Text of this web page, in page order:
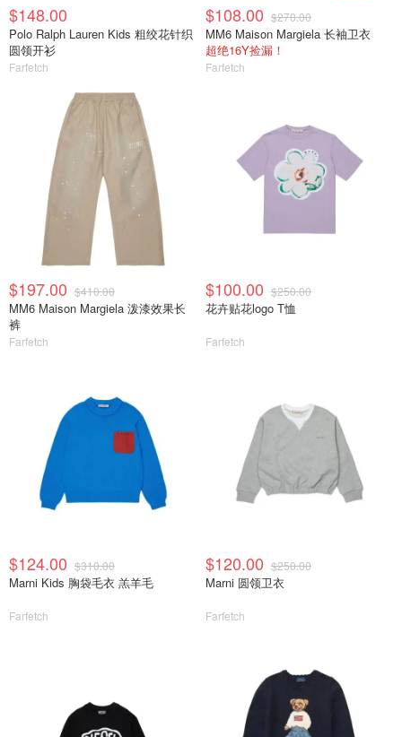
$148.00
Polo Ralph Lauren Kids 粗绞花针织
圆领开衫
Farfetch
$108.00 $270.00
MM6 Maison Margiela 长袖卫衣
超绝16Y捡漏！
Farfetch
$197.00 $410.00
MM6 Maison Margiela 泼漆效果长
裤
Farfetch
$100.00 $250.00
花卉贴花logo T恤
Farfetch
$124.00 $310.00
Marni Kids 胸袋毛衣 羔羊毛
Farfetch
$120.00 $250.00
Marni 圆领卫衣
Farfetch